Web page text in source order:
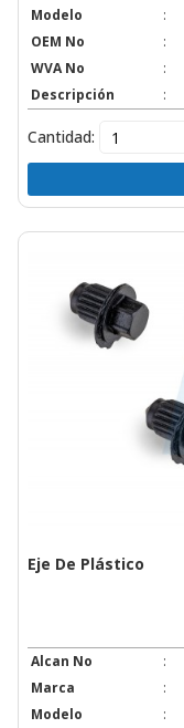
Modelo
:
OEM No
:
WVA No
:
Descripción
:
Cantidad:
Eje De Plástico
Alcan No :
Marca
:
Modelo
: